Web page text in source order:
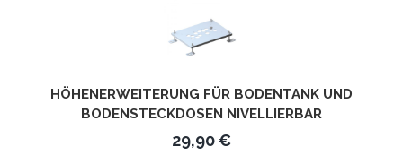
HÖHENERWEITERUNG FÜR BODENTANK UND
BODENSTECKDOSEN NIVELLIERBAR
29,90 €